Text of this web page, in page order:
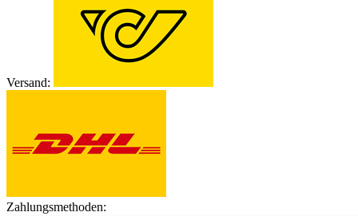
Versand:
Zahlungsmethoden: